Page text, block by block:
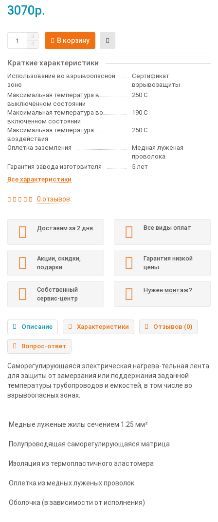
3070р.
В корзину
Краткие характеристики
Использование во взрывоопасной
зоне
Сертификат
взрывозащиты
Максимальная температура в
выключенном состоянии
250 С
Максимальная температура во
включенном состоянии
190 С
Максимальная температура
воздействия
250 С
Оплетка заземления
Медная луженая
проволока
Гарантия завода изготовителя
5 лет
Все характеристики
0 отзывов
Доставим за 2 дня Все виды оплат
Акции, скидки,
подарки
Гарантия низкой
цены
Собственный
сервис-центр
Нужен монтаж?
Описание Характеристики Отзывов (0)
Вопрос-ответ
Саморегулирующаяся электрическая нагрева-тельная лента
для защиты от замерзания или поддержания заданной
температуры трубопроводов и емкостей, в том числе во
взрывоопасных зонах.
Медные луженые жилы сечением 1.25 мм²
Полупроводящая саморегулирующаяся матрица
Изоляция из термопластичного эластомера
Оплетка из медных луженых проволок
Оболочка (в зависимости от исполнения)